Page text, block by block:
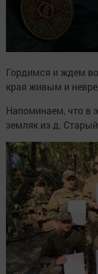
Гордимся и ждем
края живым и
Напоминаем, что в
земляк из д.